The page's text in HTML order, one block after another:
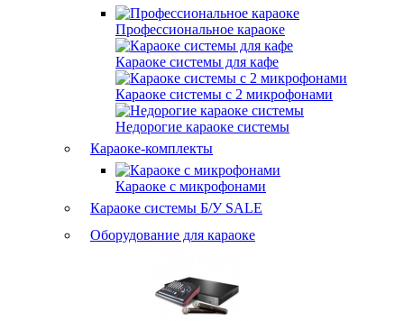
Профессиональное караоке
Караоке системы для кафе
Караоке системы с 2 микрофонами
Недорогие караоке системы
Караоке-комплекты
Караоке с микрофонами
Караоке системы Б/У SALE
Оборудование для караоке